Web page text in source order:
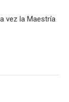
vez la Maestría